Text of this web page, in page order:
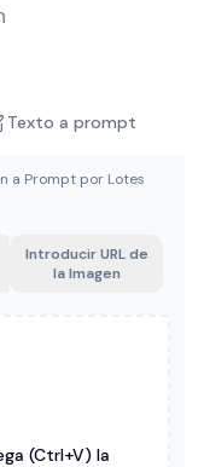
Texto a prompt
a Prompt por Lotes
Introducir URL de
la Imagen
(Ctrl+V) la